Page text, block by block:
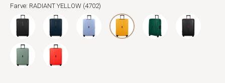
Farve: RADIANT YELLOW (4702)